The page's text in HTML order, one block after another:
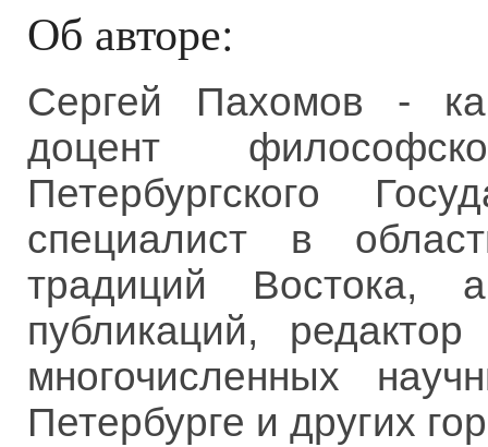
Об авторе:
Сергей Пахомов -
доцент
Петербургского
специалист в
традиций Востока,
публикаций,
многочисленных
Петербурге и других